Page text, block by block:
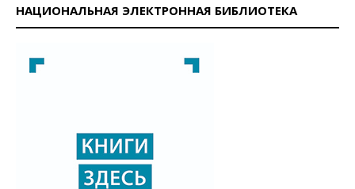
НАЦИОНАЛЬНАЯ ЭЛЕКТРОННАЯ БИБЛИОТЕКА